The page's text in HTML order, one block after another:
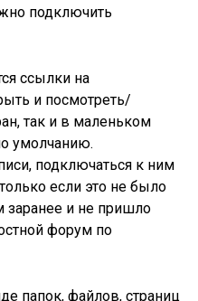
подключить
ссылки на
и посмотреть/
так и в маленьком
умолчанию.
подключаться к ним
если это не было
заранее и не пришло
форум по
папок, файлов, страниц